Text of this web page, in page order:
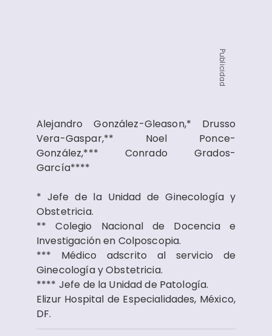
Publicidad
Alejandro González-Gleason,* Drusso
Vera-Gaspar,** Noel Ponce-
González,*** Conrado Grados-
García****
* Jefe de la Unidad de Ginecología y
Obstetricia.
** Colegio Nacional de Docencia e
Investigación en Colposcopia.
*** Médico adscrito al servicio de
Ginecología y Obstetricia.
**** Jefe de la Unidad de Patología.
Elizur Hospital de Especialidades, México,
DF.